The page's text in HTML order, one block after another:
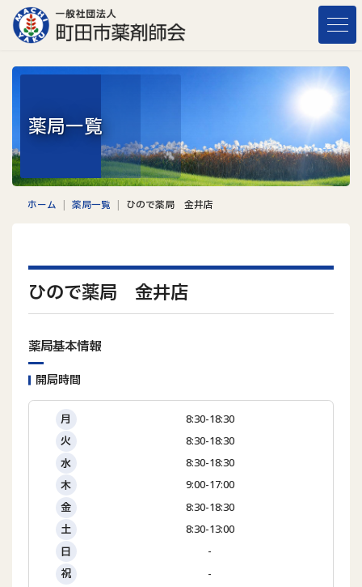
薬局一覧
ホーム 薬局一覧 ひので薬局 金井店
ひので薬局 金井店
薬局基本情報
開局時間
月
8:30-18:30
火
8:30-18:30
水
8:30-18:30
木
9:00-17:00
金
8:30-18:30
土
8:30-13:00
日
-
祝
-